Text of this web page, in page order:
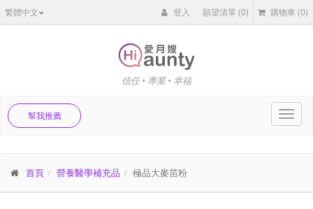
繁體中文 登入 願望清單(0) 購物車 (0)
信任 • 專業 • 幸福
幫我推薦
首頁 營養醫學補充品 極品大麥苗粉